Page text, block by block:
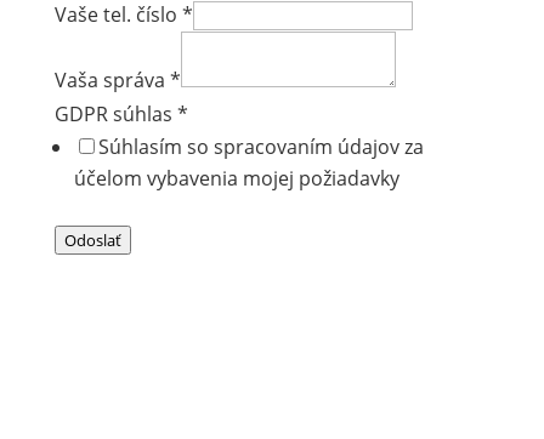
Vaše tel. číslo *
Vaša správa *
GDPR súhlas *
Súhlasím so spracovaním údajov za
účelom vybavenia mojej požiadavky
Odoslať